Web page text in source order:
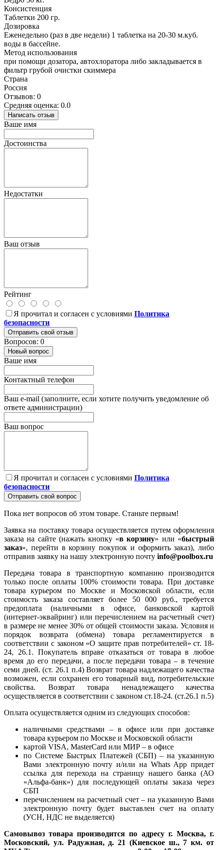
Консистенция
Таблетки 200 гр.
Дозировка
Еженедельно (раз в две недели) 1 таблетка на 20-30 м.куб.
воды в бассейне.
Метод использования
при помощи дозатора, автохлоратора либо закладывается в
фильтр грубой очистки скиммера
Страна
Россия
Отзывов: 0
Средняя оценка: 0.0
Написать отзыв
Ваше имя
Достоинства
Недостатки
Ваш отзыв
Рейтинг
Я прочитал и согласен с условиями Политика
безопасности
Отправить свой отзыв
Вопросов: 0
Новый вопрос
Ваше имя
Контактный телефон
Ваш e-mail (заполните, если хотите получить уведомление об
ответе администрации)
Ваш вопрос
Я прочитал и согласен с условиями Политика
безопасности
Отправить свой вопрос
Пока нет вопросов об этом товаре. Станьте первым!
Заявка на поставку товара осуществляется путем оформления
заказа на сайте (нажать кнопку «в корзину» или «быстрый
заказ», перейти в корзину покупок и оформить заказ), либо
отправив заявку на нашу электронную почту info@poolbox.ru
Передача товара в транспортную компанию производится
только после оплаты 100% стоимости товара. При доставке
товара курьером по Москве и Московской области, если
стоимость заказа составляет более 50 000 руб., требуется
предоплата (наличными в офисе, банковской картой
(интернет-эквайринг) или перечислением на расчетный счет)
в размере не менее 30% от общей стоимости заказа. Условия и
порядок возврата (обмена) товара регламентируется в
соответствии с законом «О защите прав потребителей» ст. 18-
24, 26.1. Покупатель вправе отказаться от товара в любое
время до его передачи, а после передачи товара – в течение
семи дней. (ст. 26.1 п.4) Возврат товара надлежащего качества
возможен, если сохранен его товарный вид, потребительские
свойства. Возврат товара ненадлежащего качества
осуществляется в соответствии с законом ст.18-24. (ст.26.1 п.5)
Оплата осуществляется одним из следующих способов:
наличными средствами – в офисе или при доставке
товара курьером по Москве и Московской области
картой VISA, MasterCard или МИР – в офисе
по Системе Быстрых Платежей (СБП) – на указанную
Вами электронную почту и/или на Whats App придет
ссылка для перехода на страницу нашего банка (АО
«Альфа-банк») для последующей оплаты заказа через
СБП
перечислением на расчетный счет – на указанную Вами
электронную почту будет выставлен счет на оплату
(УСН, НДС не выделяется)
Самовывоз товара производится по адресу г. Москва, г.
Московский, ул. Радужная, д. 21 (Киевское ш., 7 км. от